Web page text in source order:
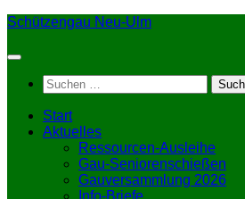
Zum
springen
Schützengau Neu-Ulm
Suchen
nach:
Start
Aktuelles
Ressourcen-Ausleihe
Gau-Seniorenschießen
Gauversammlung 2026
Info-Briefe